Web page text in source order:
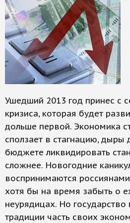
Ушедший 2013 год принес с
кризиса, которая будет
дольше первой. Экономика
сползает в стагнацию, дыры
бюджете ликвидировать
сложнее. Новогодние
воспринимаются
хотя бы на время забыть о
неурядицах. Но
традиции часть своих